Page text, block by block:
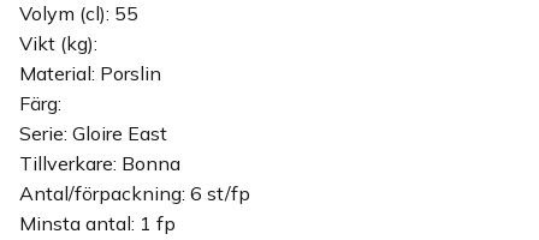
Volym (cl): 55
Vikt (kg):
Material: Porslin
Färg:
Serie: Gloire East
Tillverkare: Bonna
Antal/förpackning: 6 st/fp
Minsta antal: 1 fp